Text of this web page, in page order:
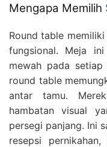
Mengapa Memilih
Round table
fungsional. Meja
mewah pada
round table
antar tamu.
hambatan visual
persegi panjang. Ini
resepsi